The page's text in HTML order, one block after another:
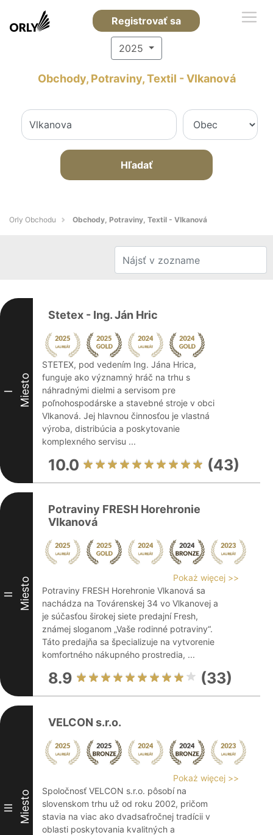
Registrovať sa
2025
Obchody, Potraviny, Textil - Vlkanová
Hľadať
Orly Obchodu Obchody, Potraviny, Textil - Vlkanová
I Miesto
Stetex - Ing. Ján Hric
STETEX, pod vedením Ing. Jána Hrica,
funguje ako významný hráč na trhu s
náhradnými dielmi a servisom pre
poľnohospodárske a stavebné stroje v obci
Vlkanová. Jej hlavnou činnosťou je vlastná
výroba, distribúcia a poskytovanie
komplexného servisu ...
10.0 (43)
II Miesto
Potraviny FRESH Horehronie
Vlkanová
Pokaż więcej >>
Potraviny FRESH Horehronie Vlkanová sa
nachádza na Továrenskej 34 vo Vlkanovej a
je súčasťou širokej siete predajní Fresh,
známej sloganom „Vaše rodinné potraviny“.
Táto predajňa sa špecializuje na vytvorenie
komfortného nákupného prostredia, ...
8.9 (33)
III Miesto
VELCON s.r.o.
Pokaż więcej >>
Spoločnosť VELCON s.r.o. pôsobí na
slovenskom trhu už od roku 2002, pričom
stavia na viac ako dvadsaťročnej tradícii v
oblasti poskytovania kvalitných a